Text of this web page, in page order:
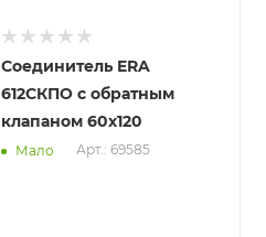
Соединитель ERA
612СКПО с обратным
клапаном 60х120
Мало Арт.: 69585